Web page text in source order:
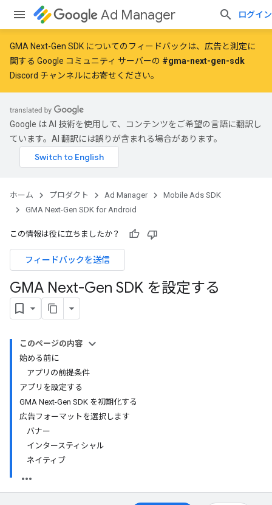
Ad Manager ログイン
GMA Next-Gen SDK についてのフィードバックは、広告と測定に
関する Google コミュニティ サーバーの #gma-next-gen-sdk
Discord チャンネルにお寄せください。
Google は AI 技術を使用して、コンテンツをご希望の言語に翻訳し
ています。AI 翻訳には誤りが含まれる場合があります。
ホーム プロダクト Ad Manager
Mobile Ads SDK
GMA Next-Gen SDK for Android
この情報は役に立ちましたか？
フィードバックを送信
GMA Next-Gen SDK を設定する
このページの内容
始める前に
アプリの前提条件
アプリを設定する
GMA Next-Gen SDK を初期化する
広告フォーマットを選択します
バナー
インタースティシャル
ネイティブ